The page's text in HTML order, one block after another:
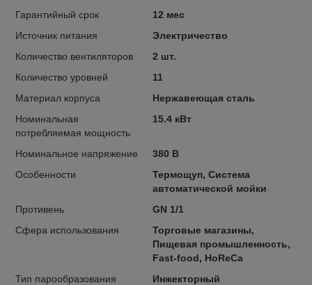
Гарантийный срок
12 мес
Источник питания
Электричество
Количество вентиляторов
2 шт.
Количество уровней
11
Материал корпуса
Нержавеющая сталь
Номинальная
потребляемая мощность
15.4 кВт
Номинальное напряжение
380 В
Особенности
Термощуп, Система
автоматической мойки
Противень
GN 1/1
Сфера использования
Торговые магазины,
Пищевая промышленность,
Fast-food, HoReCa
Тип парообразования
Инжекторный